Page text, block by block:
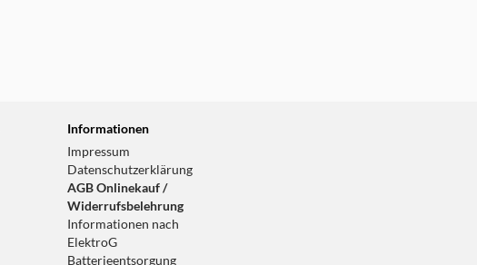
Informationen
Impressum
Datenschutzerklärung
AGB Onlinekauf /
Widerrufsbelehrung
Informationen nach
ElektroG
Batterieentsorgung